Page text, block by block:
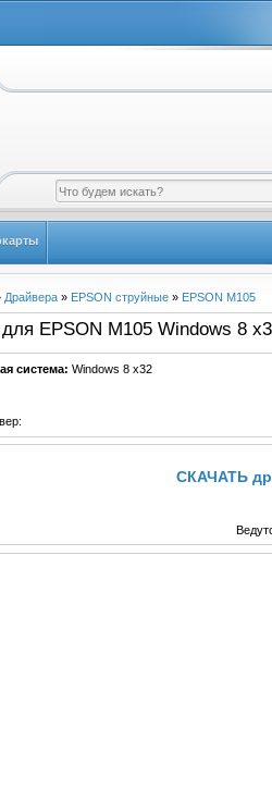
Драйвера» EPSON струйные» EPSON M105
EPSON M105 Windows 8
система: Windows 8 x32
СКАЧАТЬ